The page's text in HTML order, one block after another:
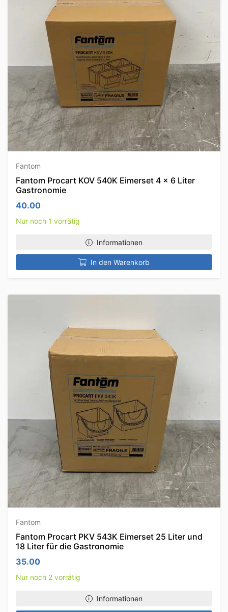
Fantom
Fantom Procart KOV 540K Eimerset 4 × 6 Liter
Gastronomie
40.00
Nur noch 1 vorrätig
Informationen
In den Warenkorb
Fantom
Fantom Procart PKV 543K Eimerset 25 Liter und
18 Liter für die Gastronomie
35.00
Nur noch 2 vorrätig
Informationen